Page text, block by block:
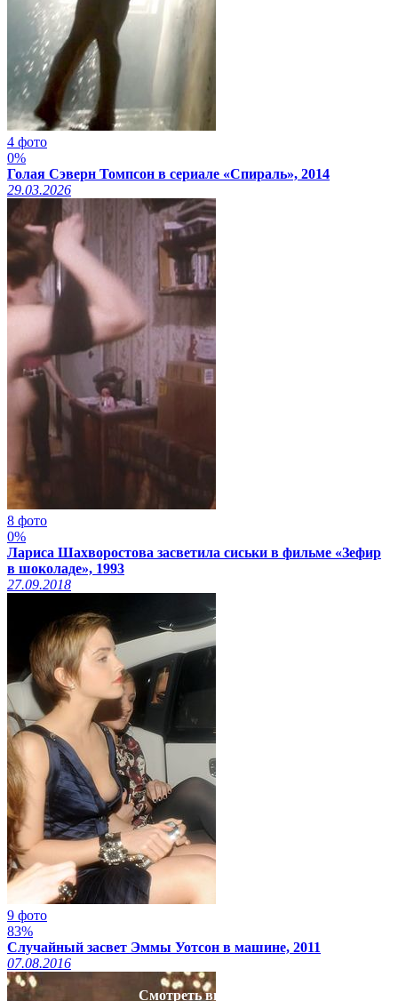
Смотреть видео на
4 фото
0%
Голая Сэверн Томпсон в сериале «Спираль», 2014
29.03.2026
8 фото
0%
Лариса Шахворостова засветила сиськи в фильме «Зефир
в шоколаде», 1993
27.09.2018
9 фото
83%
Случайный засвет Эммы Уотсон в машине, 2011
07.08.2016